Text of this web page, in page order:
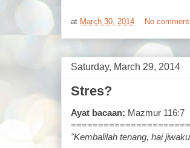
at March 30, 2014 No
Saturday, March 29, 2014
Stres?
Ayat bacaan: Mazmur 116:7
======================
"Kembalilah tenang, hai